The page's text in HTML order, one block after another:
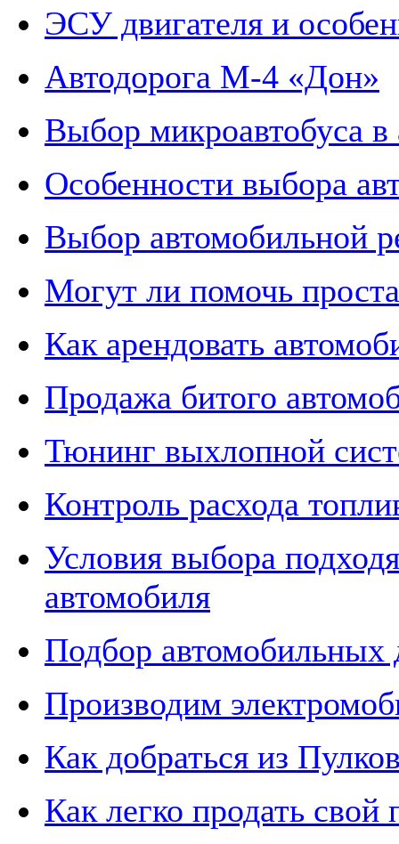
ЭСУ двигателя и
Автодорога М-4 «Дон»
Выбор микроавтобуса в
Особенности выбора
Выбор автомобильной
Могут ли помочь
Как арендовать
Продажа битого
Тюнинг выхлопной
Контроль расхода
Условия выбора
автомобиля
Подбор автомобильных
Производим
Как добраться из
Как легко продать